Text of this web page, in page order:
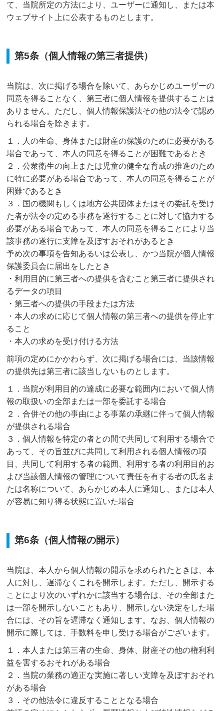
て、当院所定の方法により、ユーザーに通知し、または本
ウェブサイト上に公表するものとします。
第5条（個人情報の第三者提供）
当院は、次に掲げる場合を除いて、あらかじめユーザーの
同意を得ることなく、第三者に個人情報を提供することは
ありません。ただし、個人情報保護法その他の法令で認め
られる場合を除きます。
１．人の生命、身体または財産の保護のために必要がある
場合であって、本人の同意を得ることが困難であるとき
２．公衆衛生の向上または児童の健全な育成の推進のため
に特に必要がある場合であって、本人の同意を得ることが
困難であるとき
３．国の機関もしくは地方公共団体またはその委託を受け
た者が法令の定める事務を遂行することに対して協力する
必要がある場合であって、本人の同意を得ることにより当
該事務の遂行に支障を及ぼすおそれがあるとき
予め次の事項を告知あるいは公表し、かつ当院が個人情報
保護委員会に届出をしたとき
・利用目的に第三者への提供を含むこと第三者に提供され
るデータの項目
・第三者への提供の手段または方法
・本人の求めに応じて個人情報の第三者への提供を停止す
ること
・本人の求めを受け付ける方法
前項の定めにかかわらず、次に掲げる場合には、当該情報
の提供先は第三者に該当しないものとします。
１．当院が利用目的の達成に必要な範囲内において個人情
報の取扱いの全部または一部を委託する場合
２．合併その他の事由による事業の承継に伴って個人情報
が提供される場合
３．個人情報を特定の者との間で共同して利用する場合で
あって、その旨並びに共同して利用される個人情報の項
目、共同して利用する者の範囲、利用する者の利用目的お
よび当該個人情報の管理について責任を有する者の氏名ま
たは名称について、あらかじめ本人に通知し、または本人
が容易に知り得る状態に置いた場合
第6条（個人情報の開示）
当院は、本人から個人情報の開示を求められたときは、本
人に対し、遅滞なくこれを開示します。ただし、開示する
ことにより次のいずれかに該当する場合は、その全部また
は一部を開示しないこともあり、開示しない決定をした場
合には、その旨を遅滞なく通知します。なお、個人情報の
開示に際しては、手数料を申し受ける場合がございます。
１．本人または第三者の生命、身体、財産その他の権利利
益を害するおそれがある場合
２．当院の業務の適正な実施に著しい支障を及ぼすおそれ
がある場合
３．その他法令に違反することとなる場合